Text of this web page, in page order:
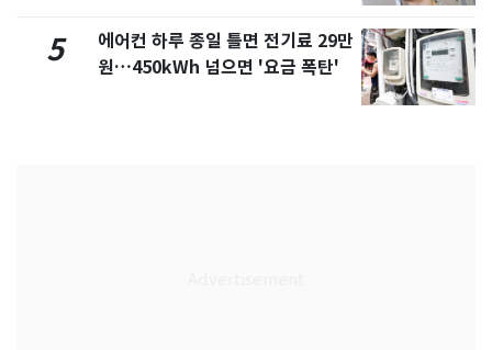
5
에어컨 하루 종일 틀면 전기료 29만
원…450kWh 넘으면 '요금 폭탄'